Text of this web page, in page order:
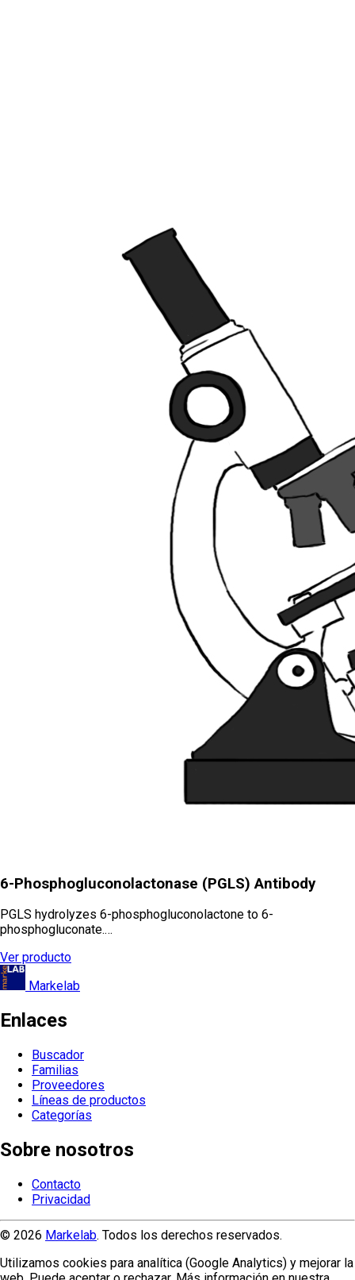
6-Phosphogluconolactonase (PGLS) Antibody
PGLS hydrolyzes 6-phosphogluconolactone to 6-
phosphogluconate.…
Ver producto
Markelab
Enlaces
Buscador
Familias
Proveedores
Líneas de productos
Categorías
Sobre nosotros
Contacto
Privacidad
© 2026 Markelab. Todos los derechos reservados.
Utilizamos cookies para analítica (Google Analytics) y mejorar la